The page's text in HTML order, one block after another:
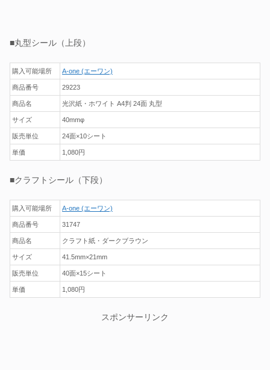
■丸型シール（上段）
購入可能場所 A-one (エーワン)
商品番号 29223
商品名 光沢紙・ホワイト A4判 24面 丸型
サイズ 40mmφ
販売単位 24面×10シート
単価 1,080円
■クラフトシール（下段）
購入可能場所 A-one (エーワン)
商品番号 31747
商品名 クラフト紙・ダークブラウン
サイズ 41.5mm×21mm
販売単位 40面×15シート
単価 1,080円
スポンサーリンク